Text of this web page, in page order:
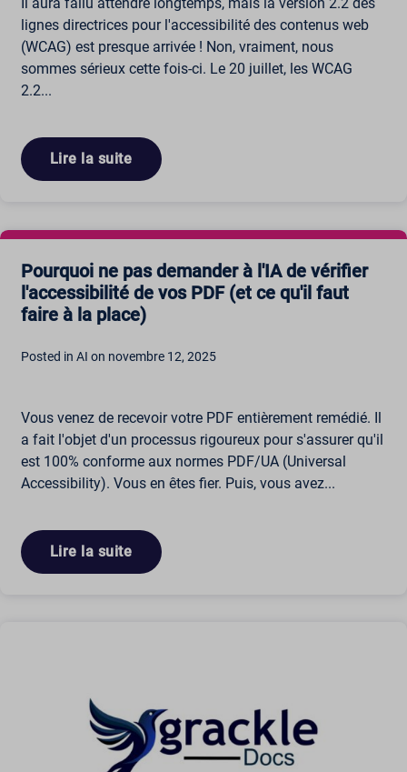
lignes directrices pour l'accessibilité des contenus web
(WCAG) est presque arrivée ! Non, vraiment, nous
sommes sérieux cette fois-ci. Le 20 juillet, les WCAG
2.2...
Lire la suite
Pourquoi ne pas demander à l'IA de vérifier
l'accessibilité de vos PDF (et ce qu'il faut
faire à la place)
Posted in AI on novembre 12, 2025
Vous venez de recevoir votre PDF entièrement remédié. Il
a fait l'objet d'un processus rigoureux pour s'assurer qu'il
est 100% conforme aux normes PDF/UA (Universal
Accessibility). Vous en êtes fier. Puis, vous avez...
Lire la suite